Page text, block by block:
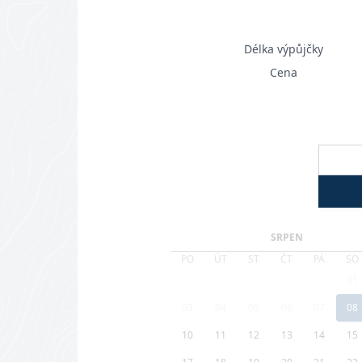
Délka výpůjčky
Cena
SRPEN
PO
ÚT ST ČT PÁ SO
08
10
11 12 13 14 15